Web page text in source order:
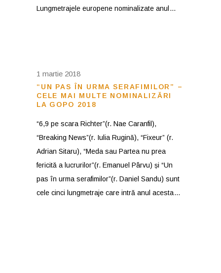
Lungmetrajele europene nominalizate anul
1 martie 2018
“UN PAS ÎN URMA SERAFIMILOR” –
CELE MAI MULTE NOMINALIZĂRI
LA GOPO 2018
“6,9 pe scara Richter”(r. Nae Caranfil),
“Breaking News”(r. Iulia Rugină), “Fixeur” (r.
Adrian Sitaru), “Meda sau Partea nu prea
fericită a lucrurilor”(r. Emanuel Pârvu) și “Un
pas în urma serafimilor”(r. Daniel Sandu) sunt
cele cinci lungmetraje care intră anul acesta